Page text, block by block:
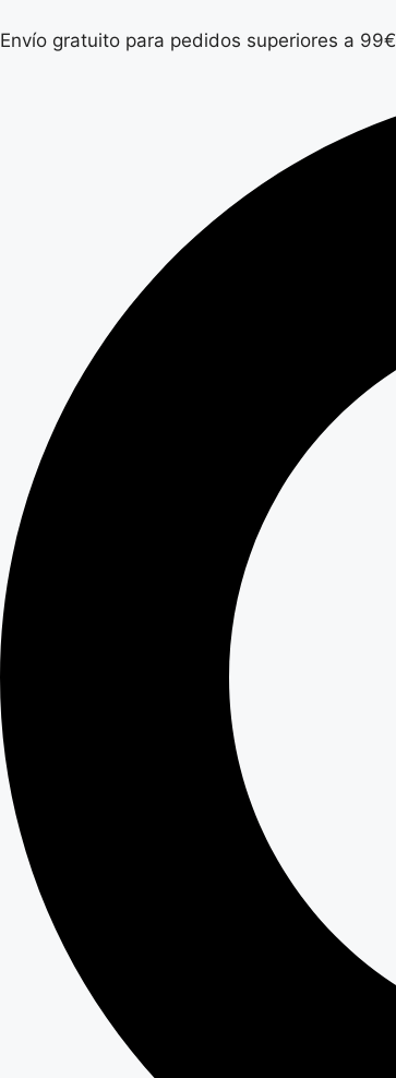
Envío gratuito para pedidos superiores a 99€